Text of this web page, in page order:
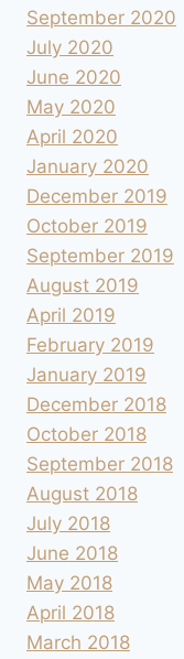
September 2020
July 2020
June 2020
May 2020
April 2020
January 2020
December 2019
October 2019
September 2019
August 2019
April 2019
February 2019
January 2019
December 2018
October 2018
September 2018
August 2018
July 2018
June 2018
May 2018
April 2018
March 2018